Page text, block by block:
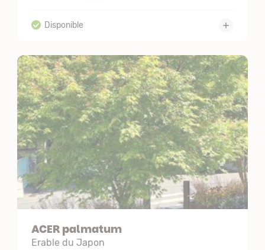
ACER palmatum
Erable du Japon